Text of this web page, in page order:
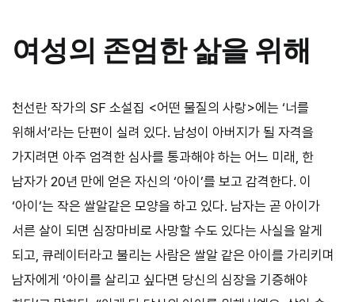
여성의 존엄한 삶을 위해
천선란 작가의 SF 소설집 <어떤 물질의 사랑>에는 ‘너를
위해서’라는 단편이 실려 있다. 남성이 아버지가 될 자격을
가지려면 아주 엄격한 심사를 통과해야 하는 어느 미래, 한
남자가 20년 만에 얻은 자신의 ‘아이’를 보고 감격한다. 이
‘아이’는 작은 쌀알같은 모양을 하고 있다. 남자는 곧 아이가
서른 살이 되면 심장마비로 사망할 수도 있다는 사실을 알게
되고, 큐레이터라고 불리는 사람은 쌀알 같은 아이를 가리키며
남자에게 ‘아이를 살리고 싶다면 당신의 심장을 기증해야